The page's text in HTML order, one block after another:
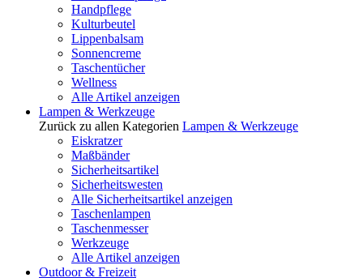
Handpflege
Kulturbeutel
Lippenbalsam
Sonnencreme
Taschentücher
Wellness
Alle Artikel anzeigen
Lampen & Werkzeuge
Zurück zu allen Kategorien Lampen & Werkzeuge
Eiskratzer
Maßbänder
Sicherheitsartikel
Sicherheitswesten
Alle Sicherheitsartikel anzeigen
Taschenlampen
Taschenmesser
Werkzeuge
Alle Artikel anzeigen
Outdoor & Freizeit